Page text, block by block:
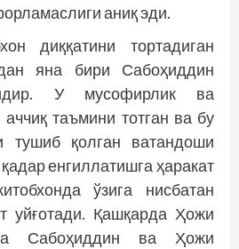
аниқ эди.
диққатини тортадиган
яна бири Сабоҳиддин
У мусофирлик ва
аччиқ таъмини тотган ва бу
тушиб қолган ватандоши
енгиллатишга ҳаракат
ўзига нисбатан
уйғотади. Қашқарда Ҳожи
Сабоҳиддин ва Ҳожи